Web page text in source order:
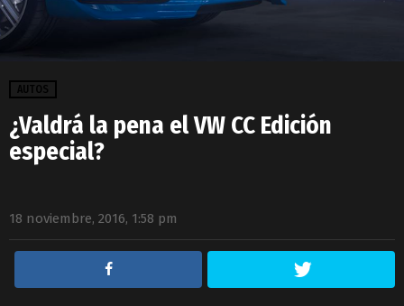
AUTOS
¿Valdrá la pena el VW CC Edición
especial?
18 noviembre, 2016, 1:58 pm